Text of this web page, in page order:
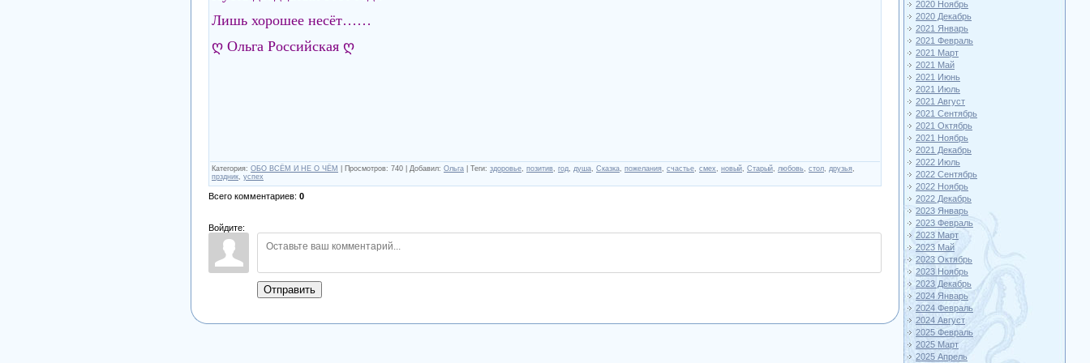
Лишь хорошее несёт……
ღ Ольга Российская ღ
Категория: ОБО ВСЁМ И НЕ О ЧЁМ Просмотров: 740 Добавил: Ольга Теги: здоровье позитив год душа Сказка пожелания счастье смех новый Старый любовь стол друзья
прздник успех
Всего комментариев: 0
Войдите:
Отправить
2020 Ноябрь
2020 Декабрь
2021 Январь
2021 Февраль
2021 Март
2021 Май
2021 Июнь
2021 Июль
2021 Август
2021 Сентябрь
2021 Октябрь
2021 Ноябрь
2021 Декабрь
2022 Июль
2022 Сентябрь
2022 Ноябрь
2022 Декабрь
2023 Январь
2023 Февраль
2023 Март
2023 Май
2023 Октябрь
2023 Ноябрь
2023 Декабрь
2024 Январь
2024 Февраль
2024 Август
2025 Февраль
2025 Март
2025 Апрель